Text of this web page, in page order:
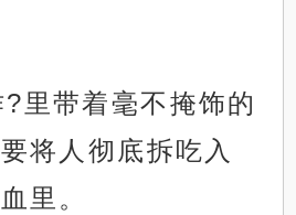
里带着毫不掩饰的
将人彻底拆吃入
里。